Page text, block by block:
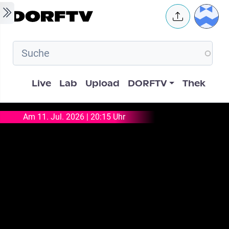
Skip to main content User
Hauptnavigation
Live Lab Upload DORFTV Thek
Am 11. Jul. 2026 | 20:15 Uhr